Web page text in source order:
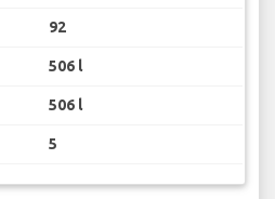
92
506 l
506 l
5